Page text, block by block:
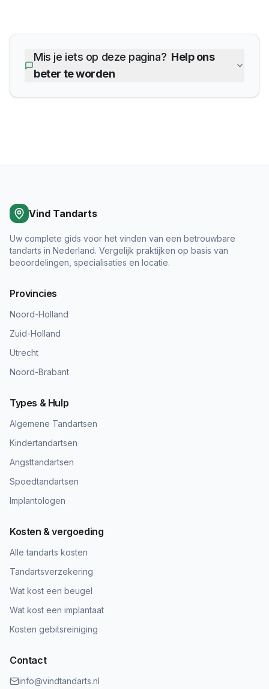
Mis je iets op deze pagina? Help ons
beter te worden
Vind Tandarts
Uw complete gids voor het vinden van een betrouwbare
tandarts in Nederland. Vergelijk praktijken op basis van
beoordelingen, specialisaties en locatie.
Provincies
Noord-Holland
Zuid-Holland
Utrecht
Noord-Brabant
Types & Hulp
Algemene Tandartsen
Kindertandartsen
Angsttandartsen
Spoedtandartsen
Implantologen
Kosten & vergoeding
Alle tandarts kosten
Tandartsverzekering
Wat kost een beugel
Wat kost een implantaat
Kosten gebitsreiniging
Contact
info@vindtandarts.nl